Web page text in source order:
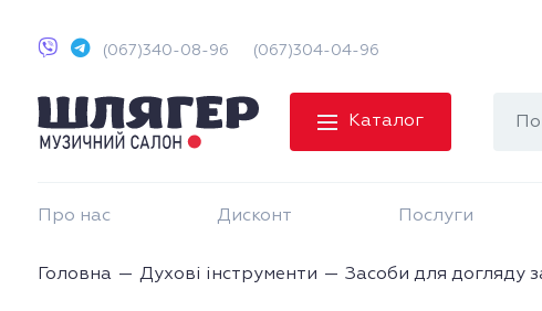
(067)340-08-96 (067)304-04-96
Каталог
Про нас Дисконт Послуги
Головна Духові інструменти Засоби для догляду